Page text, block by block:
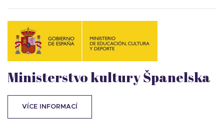
Ministerstvo kultury Španelska
VÍCE INFORMACÍ